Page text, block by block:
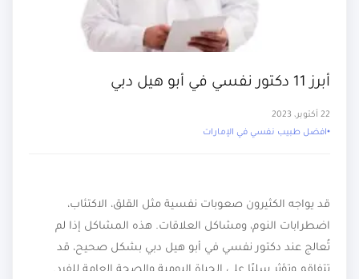
أبرز 11 دكتور نفسي في أبو هيل دبي
22 أكتوبر، 2023
افضل طبيب نفسي في الإمارات
قد يواجه الكثيرون صعوبات نفسية مثل القلق، الاكتئاب،
اضطرابات النوم، ومشاكل العلاقات. هذه المشاكل إذا لم
تُعالج عند دكتور نفسي في أبو هيل دبي بشكل صحيح، قد
تتفاقم وتؤثر سلبًا على الحياة اليومية والصحة العامة للفرد.